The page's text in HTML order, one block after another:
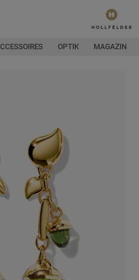
OPTIK MAGAZIN